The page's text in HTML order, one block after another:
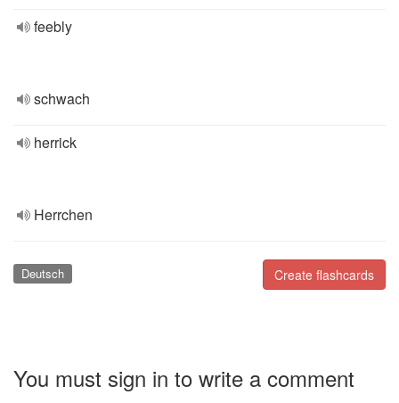
feebly
schwach
herrick
Herrchen
Create flashcards
Deutsch
You must sign in to write a comment